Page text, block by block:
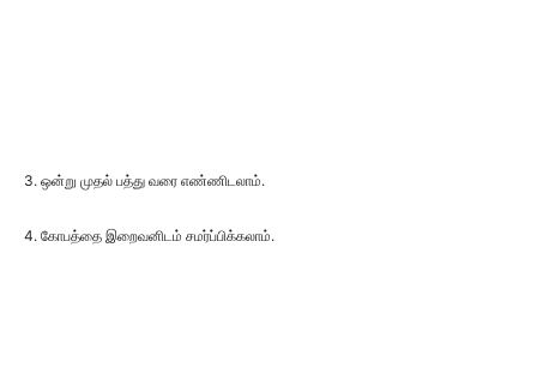
3. ஒன்று முதல் பத்து வரை எண்ணிடலாம்.
4. கோபத்தை இறைவனிடம் சமர்ப்பிக்கலாம்.